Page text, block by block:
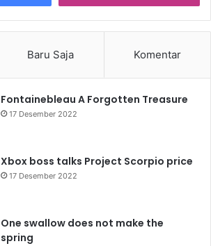
Baru Saja Komentar
Fontainebleau A Forgotten Treasure
17 Desember 2022
Xbox boss talks Project Scorpio price
17 Desember 2022
One swallow does not make the
spring